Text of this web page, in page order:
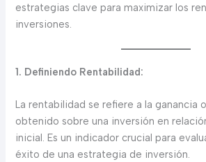
estrategias clave para maximizar los
inversiones.
1. Definiendo Rentabilidad:
La rentabilidad se refiere a la ganancia
obtenido sobre una inversión en
inicial. Es un indicador crucial para
éxito de una estrategia de inversión.